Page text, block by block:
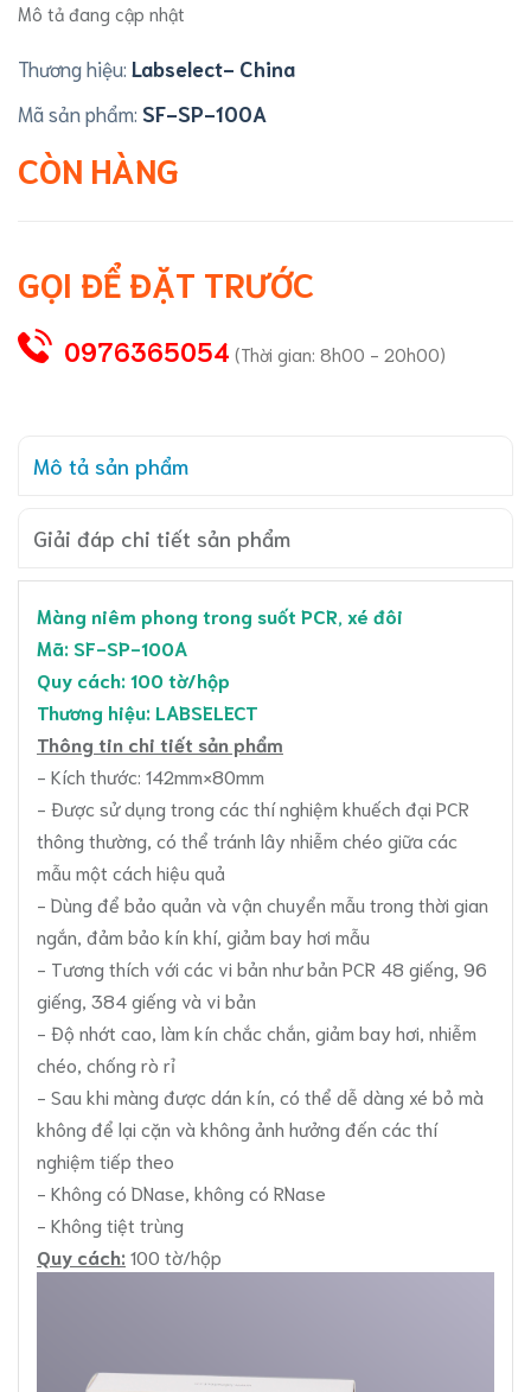
Mô tả đang cập nhật
Thương hiệu: Labselect- China
Mã sản phẩm: SF-SP-100A
CÒN HÀNG
GỌI ĐỂ ĐẶT TRƯỚC
0976365054 (Thời gian: 8h00 - 20h00)
Mô tả sản phẩm
Giải đáp chi tiết sản phẩm
Màng niêm phong trong suốt PCR, xé đôi
Mã: SF-SP-100A
Quy cách: 100 tờ/hộp
Thương hiệu: LABSELECT
Thông tin chi tiết sản phẩm
- Kích thước: 142mm×80mm
- Được sử dụng trong các thí nghiệm khuếch đại PCR
thông thường, có thể tránh lây nhiễm chéo giữa các
mẫu một cách hiệu quả
- Dùng để bảo quản và vận chuyển mẫu trong thời gian
ngắn, đảm bảo kín khí, giảm bay hơi mẫu
- Tương thích với các vi bản như bản PCR 48 giếng, 96
giếng, 384 giếng và vi bản
- Độ nhớt cao, làm kín chắc chắn, giảm bay hơi, nhiễm
chéo, chống rò rỉ
- Sau khi màng được dán kín, có thể dễ dàng xé bỏ mà
không để lại cặn và không ảnh hưởng đến các thí
nghiệm tiếp theo
- Không có DNase, không có RNase
- Không tiệt trùng
Quy cách: 100 tờ/hộp